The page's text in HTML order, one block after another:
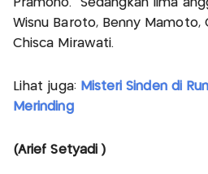
Pramono. Sedangkan lima
Wisnu Baroto, Benny Mamoto,
Chisca Mirawati.
Lihat juga: Misteri Sinden di
Merinding
(Arief Setyadi )